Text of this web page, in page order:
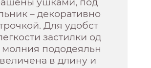
– декоративно
Для удобст
застилки од
молния пододеяльн
в длину и